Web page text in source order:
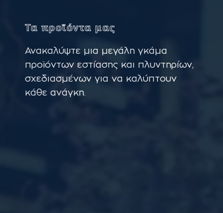
Τα προϊόντα μας
Ανακαλύψτε μια μεγάλη γκάμα
προϊόντων εστίασης και πλυντηρίων,
σχεδιασμένων για να καλύπτουν
κάθε ανάγκη.